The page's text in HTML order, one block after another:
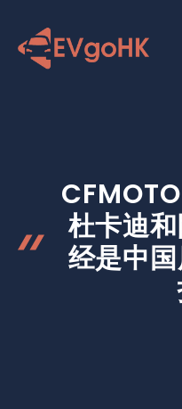
杜卡迪
经是中